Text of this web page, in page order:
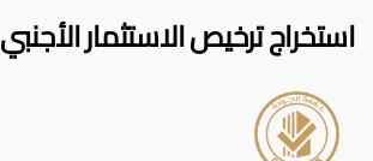
استخراج ترخيص الاستثمار الأجنبي